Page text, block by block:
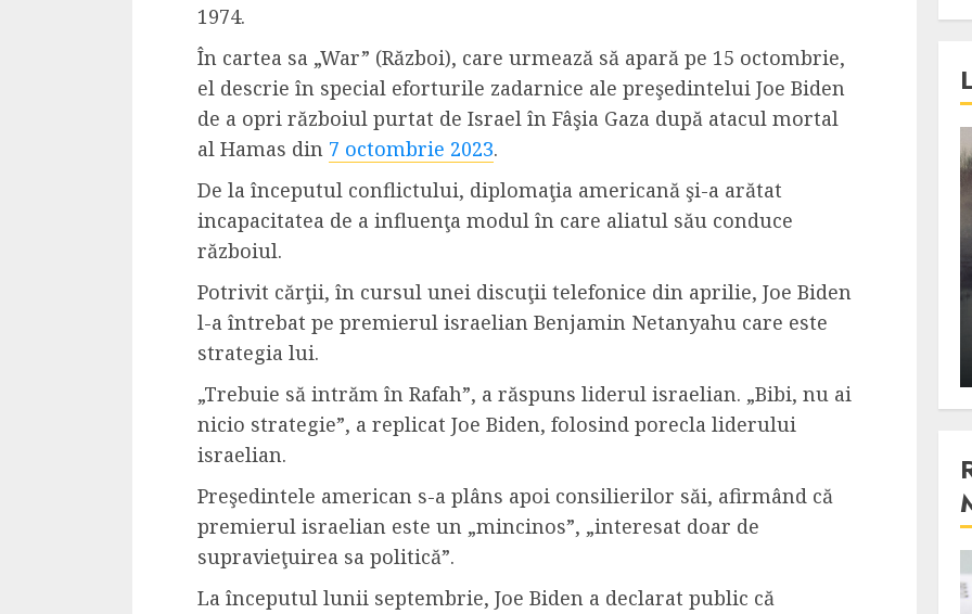
1974.
În cartea sa „War” (Război), care urmează să apară pe 15 octombrie,
el descrie în special eforturile zadarnice ale preşedintelui Joe Biden
de a opri războiul purtat de Israel în Fâşia Gaza după atacul mortal
al Hamas din 7 octombrie 2023.
De la începutul conflictului, diplomaţia americană şi-a arătat
incapacitatea de a influenţa modul în care aliatul său conduce
războiul.
Potrivit cărţii, în cursul unei discuţii telefonice din aprilie, Joe Biden
l-a întrebat pe premierul israelian Benjamin Netanyahu care este
strategia lui.
„Trebuie să intrăm în Rafah”, a răspuns liderul israelian. „Bibi, nu ai
nicio strategie”, a replicat Joe Biden, folosind porecla liderului
israelian.
Preşedintele american s-a plâns apoi consilierilor săi, afirmând că
premierul israelian este un „mincinos”, „interesat doar de
supravieţuirea sa politică”.
La începutul lunii septembrie, Joe Biden a declarat public că
4 min read
fatala pentru Orientul
Mijlociu?
ALEXANDRU S.
si ea la evaporarea apei in
natura
Din fotoliu